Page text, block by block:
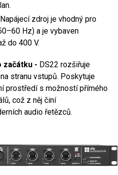
Napájecí zdroj je vhodný pro
Hz) a je vybaven
do 400 V.
začátku - DS22 rozšiřuje
stranu vstupů. Poskytuje
prostředí s možností přímého
což z něj činí
audio řetězců.